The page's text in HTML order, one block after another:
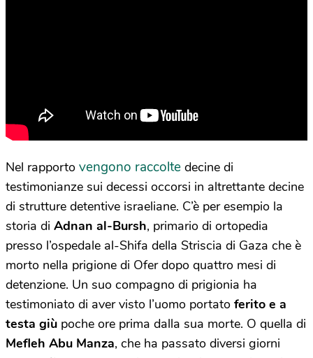
Nel rapporto vengono raccolte decine di
testimonianze sui decessi occorsi in altrettante decine
di strutture detentive israeliane. C’è per esempio la
storia di Adnan al-Bursh, primario di ortopedia
presso l’ospedale al-Shifa della Striscia di Gaza che è
morto nella prigione di Ofer dopo quattro mesi di
detenzione. Un suo compagno di prigionia ha
testimoniato di aver visto l’uomo portato ferito e a
testa giù poche ore prima dalla sua morte. O quella di
Mefleh Abu Manza, che ha passato diversi giorni